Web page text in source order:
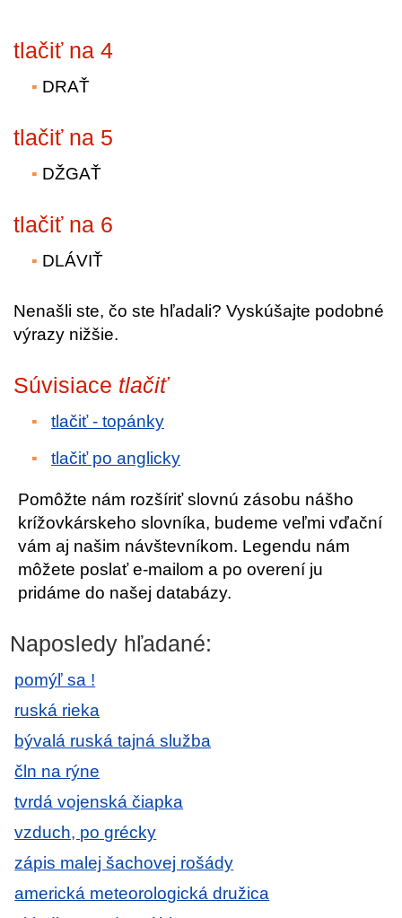
tlačiť na 4
DRAŤ
tlačiť na 5
DŽGAŤ
tlačiť na 6
DLÁVIŤ
Nenašli ste, čo ste hľadali? Vyskúšajte podobné
výrazy nižšie.
Súvisiace tlačiť
tlačiť - topánky
tlačiť po anglicky
Pomôžte nám rozšíriť slovnú zásobu nášho
krížovkárskeho slovníka, budeme veľmi vďační
vám aj našim návštevníkom. Legendu nám
môžete poslať e-mailom a po overení ju
pridáme do našej databázy.
Naposledy hľadané:
pomýľ sa !
ruská rieka
bývalá ruská tajná služba
čln na rýne
tvrdá vojenská čiapka
vzduch, po grécky
zápis malej šachovej rošády
americká meteorologická družica